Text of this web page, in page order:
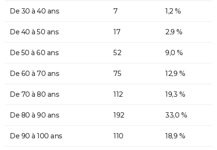
De 30 à 40 ans 7 1,2 %
De 40 à 50 ans 17 2,9 %
De 50 à 60 ans 52 9,0 %
De 60 à 70 ans 75 12,9 %
De 70 à 80 ans 112 19,3 %
De 80 à 90 ans 192 33,0 %
De 90 à 100 ans 110 18,9 %